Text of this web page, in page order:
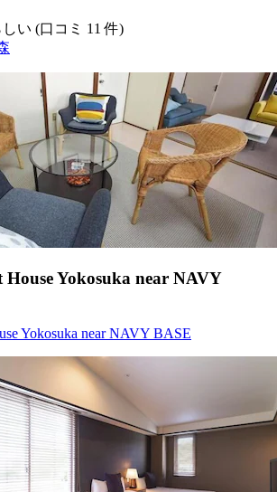
い (口コミ 11 件)
Yokosuka near NAVY
Yokosuka near NAVY BASE